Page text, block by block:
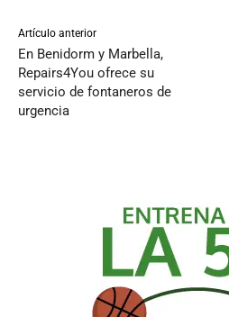
Artículo anterior
En Benidorm y Marbella,
Repairs4You ofrece su
servicio de fontaneros de
urgencia